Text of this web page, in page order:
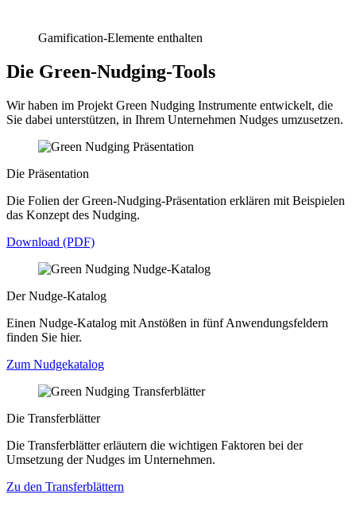
Gamification-Elemente enthalten
Die Green-Nudging-Tools
Wir haben im Projekt Green Nudging Instrumente entwickelt, die
Sie dabei unterstützen, in Ihrem Unternehmen Nudges umzusetzen.
Die Präsentation
Die Folien der Green-Nudging-Präsentation erklären mit Beispielen
das Konzept des Nudging.
Download (PDF)
Der Nudge-Katalog
Einen Nudge-Katalog mit Anstößen in fünf Anwendungsfeldern
finden Sie hier.
Zum Nudgekatalog
Die Transferblätter
Die Transferblätter erläutern die wichtigen Faktoren bei der
Umsetzung der Nudges im Unternehmen.
Zu den Transferblättern